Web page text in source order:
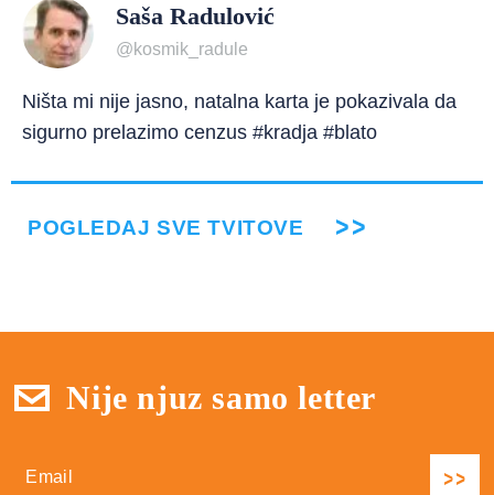
Saša Radulović
@kosmik_radule
Ništa mi nije jasno, natalna karta je pokazivala da
sigurno prelazimo cenzus #kradja #blato
POGLEDAJ SVE TVITOVE
Nije njuz samo letter